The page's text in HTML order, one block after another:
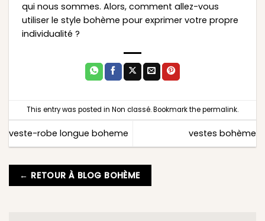
qui nous sommes. Alors, comment allez-vous
utiliser le style bohème pour exprimer votre propre
individualité ?
This entry was posted in Non classé. Bookmark thepermalink.
veste-robe longue boheme vestes bohème
← RETOUR À BLOG BOHÈME